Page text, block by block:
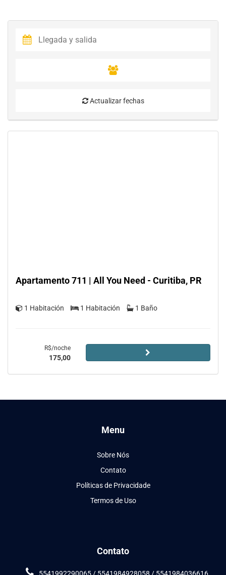
Actualizar fechas
Apartamento 711 | All You Need - Curitiba, PR
1 Habitación 1 Habitación 1 Baño
R$/noche
175,00
Menu
Sobre Nós
Contato
Políticas de Privacidade
Termos de Uso
Contato